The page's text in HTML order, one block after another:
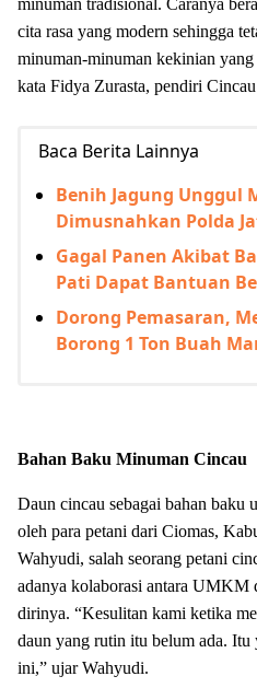
minuman tradisional. Caranya
cita rasa yang modern sehingga
minuman-minuman kekinian
kata Fidya Zurasta, pendiri
Baca Berita Lainnya
Benih Jagung Unggul
Dimusnahkan Polda
Gagal Panen Akibat
Pati Dapat Bantuan
Dorong Pemasaran,
Borong 1 Ton Buah
Bahan Baku Minuman Cincau
Daun cincau sebagai bahan baku
oleh para petani dari Ciomas,
Wahyudi, salah seorang petani
adanya kolaborasi antara UMKM
dirinya. “Kesulitan kami ketika
daun yang rutin itu belum ada. Itu
ini,” ujar Wahyudi.